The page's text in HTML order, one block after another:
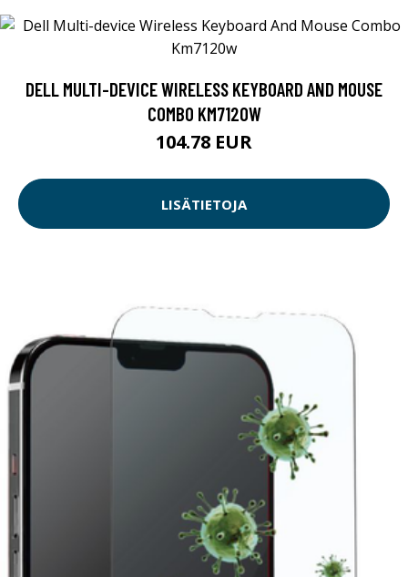
DELL MULTI-DEVICE WIRELESS KEYBOARD AND MOUSE
COMBO KM7120W
104.78 EUR
LISÄTIETOJA